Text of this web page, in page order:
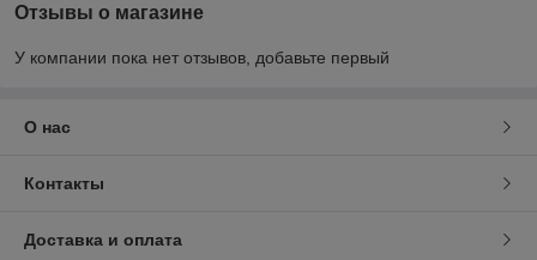
Отзывы о магазине
У компании пока нет отзывов, добавьте первый
О нас
Контакты
Доставка и оплата